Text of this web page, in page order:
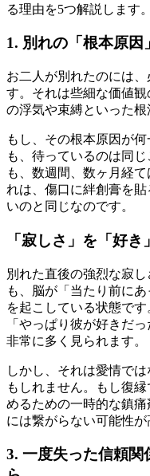
る理由を5つ解説します。
1. 別れの「根本原因
お二人が別れたのには
す。それは些細な価値
の浮気や束縛といった根
もし、その根本原因が
も、待っているのは同
も、数週間、数ヶ月経
れは、傷口に絆創膏を
いのと同じなのです。
「寂しさ」を「好
別れた直後の強烈な寂
も、脳が「当たり前に
を起こしている状態で
「やっぱり彼が好きだ
非常に多く見られます。
しかし、それは愛情で
もしれません。もし復
めるための一時的な鎮
には繋がらない可能性が
3. 一度失った信頼